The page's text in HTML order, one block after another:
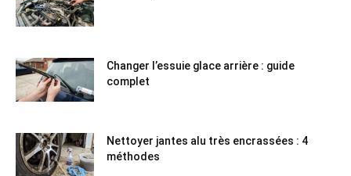
Changer l’essuie glace arrière : guide
complet
Nettoyer jantes alu très encrassées : 4
méthodes